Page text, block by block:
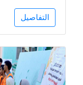
وعى
بأضرار
التفاصيل